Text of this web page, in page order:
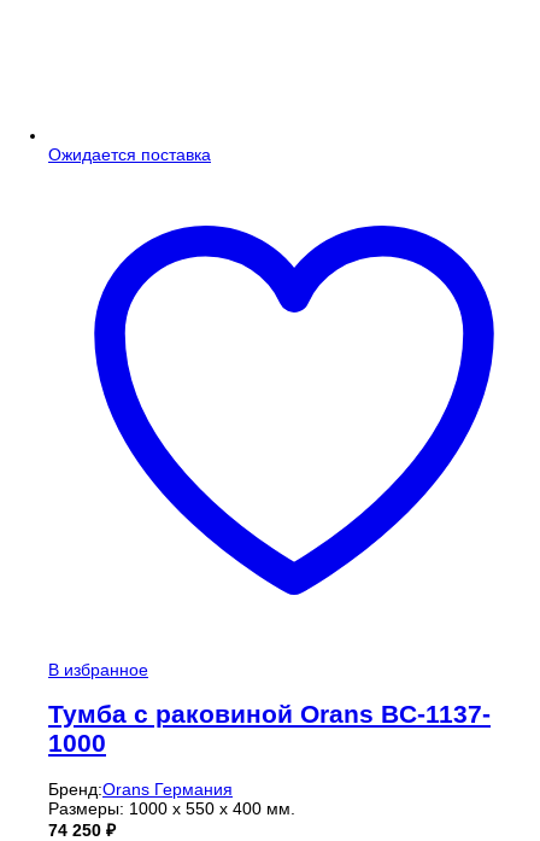
Ожидается поставка
В избранное
Тумба с раковиной Orans BC-1137-
1000
Бренд:Orans Германия
Размеры: 1000 x 550 x 400 мм.
74 250 ₽